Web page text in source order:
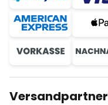
Versandpartner